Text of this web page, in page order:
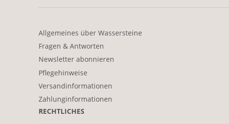
Allgemeines über Wassersteine
Fragen & Antworten
Newsletter abonnieren
Pflegehinweise
Versandinformationen
Zahlunginformationen
RECHTLICHES